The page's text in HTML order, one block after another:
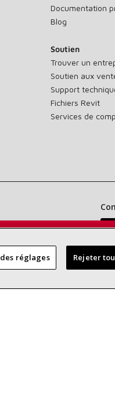
Documentation
Blog
Soutien
Trouver un
Soutien aux
Support
Fichiers Revit
Services de
réglages Rejeter